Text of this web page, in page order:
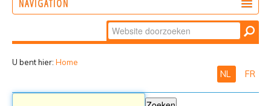
NAVIGATION
Zoek
Geavanceerd
U bent hier: Home
NL FR